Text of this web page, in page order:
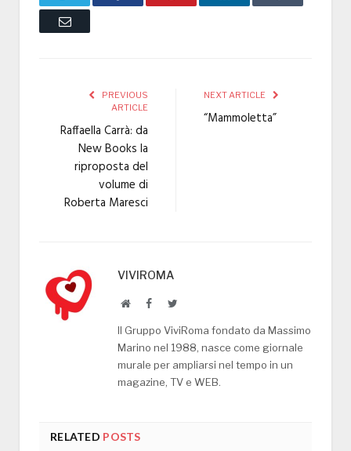
Email
PREVIOUS
ARTICLE
Raffaella Carrà: da
New Books la
riproposta del
volume di
Roberta Maresci
NEXT ARTICLE
“Mammoletta”
VIVIROMA
WebsiteFacebookTwitter
Il Gruppo ViviRoma fondato da Massimo
Marino nel 1988, nasce come giornale
murale per ampliarsi nel tempo in un
magazine, TV e WEB.
RELATED POSTS